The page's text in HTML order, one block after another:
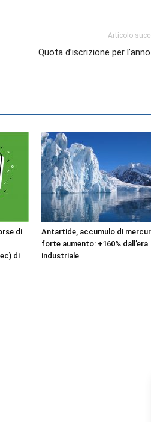
Articolo
Quota d’iscrizione per
di
di
Antartide, accumulo di
forte aumento: +160% dall’era
industriale